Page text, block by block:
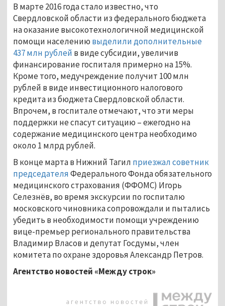
В марте 2016 года стало известно, что
Свердловской области из федерального бюджета
на оказание высокотехнологичной медицинской
помощи населению выделили дополнительные
437 млн рублей в виде субсидии, увеличив
финансирование госпиталя примерно на 15%.
Кроме того, медучреждение получит 100 млн
рублей в виде инвестиционного налогового
кредита из бюджета Свердловской области.
Впрочем, в госпитале отмечают, что эти меры
поддержки не спасут ситуацию – ежегодно на
содержание медицинского центра необходимо
около 1 млрд рублей.
В конце марта в Нижний Тагил приезжал советник
председателяФедерального Фонда обязательного
медицинского страхования (ФФОМС) Игорь
Селезнёв, во время экскурсии по госпиталю
московского чиновника сопровождали и пытались
убедить в необходимости помощи учреждению
вице-премьер регионального правительства
Владимир Власов и депутат Госдумы, член
комитета по охране здоровья Александр Петров.
Агентство новостей «Между строк»